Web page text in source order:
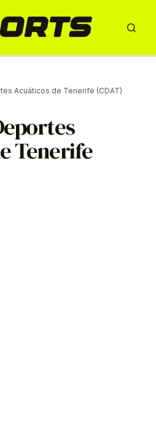
Acuáticos de Tenerife (CDAT)
Tenerife